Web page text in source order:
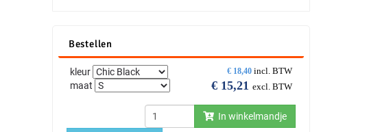
Bestellen
€ 18,40 incl. BTW
€ 15,21 excl. BTW
kleur
maat
In winkelmandje